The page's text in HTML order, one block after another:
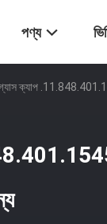
পণ্য
ক্যাপ